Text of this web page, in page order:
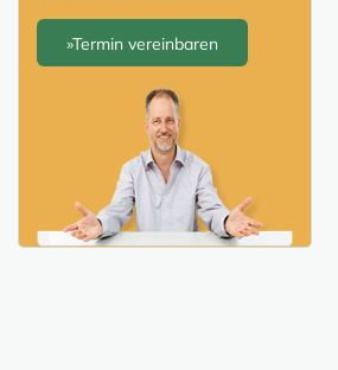
»Termin vereinbaren